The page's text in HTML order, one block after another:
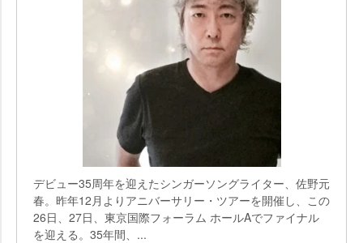
デビュー35周年を迎えたシンガーソングライター、佐野元
春。昨年12月よりアニバーサリー・ツアーを開催し、この
26日、27日、東京国際フォーラム ホールAでファイナル
を迎える。35年間、...